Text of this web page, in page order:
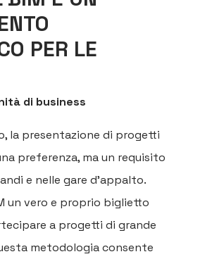
PER LE
di business
la presentazione di progetti
preferenza, ma un requisito
e nelle gare d’appalto.
un vero e proprio biglietto
a progetti di grande
metodologia consente